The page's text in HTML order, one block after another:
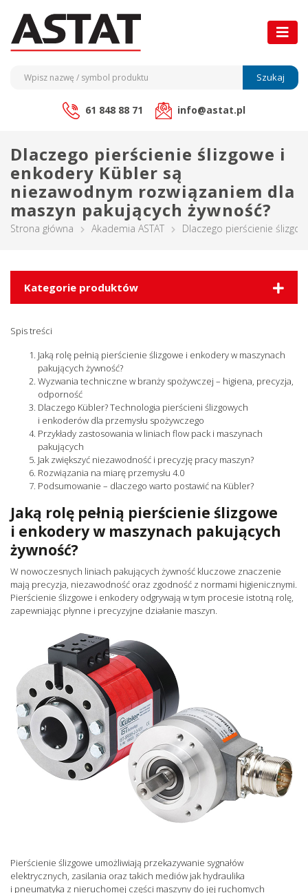
Szukaj
61 848 88 71 info@astat.pl
Dlaczego pierścienie ślizgowe i
enkodery Kübler są
niezawodnym rozwiązaniem dla
maszyn pakujących żywność?
Strona główna Akademia ASTAT Dlaczego pierścienie
Kategorie produktów
Spis treści
Jaką rolę pełnią pierścienie ślizgowe i enkodery w maszynach
pakujących żywność?
Wyzwania techniczne w branży spożywczej – higiena, precyzja,
odporność
Dlaczego Kübler? Technologia pierścieni ślizgowych
i enkoderów dla przemysłu spożywczego
Przykłady zastosowania w liniach flow pack i maszynach
pakujących
Jak zwiększyć niezawodność i precyzję pracy maszyn?
Rozwiązania na miarę przemysłu 4.0
Podsumowanie – dlaczego warto postawić na Kübler?
Jaką rolę pełnią pierścienie ślizgowe
i enkodery w maszynach pakujących
żywność?
W nowoczesnych liniach pakujących żywność kluczowe znaczenie
mają precyzja, niezawodność oraz zgodność z normami higienicznymi.
Pierścienie ślizgowe i enkodery odgrywają w tym procesie istotną rolę,
zapewniając płynne i precyzyjne działanie maszyn.
Pierścienie ślizgowe umożliwiają przekazywanie sygnałów
elektrycznych, zasilania oraz takich mediów jak hydraulika
i pneumatyka z nieruchomej części maszyny do jej ruchomych